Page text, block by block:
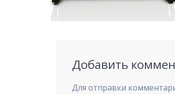
Добавить
Для отправки